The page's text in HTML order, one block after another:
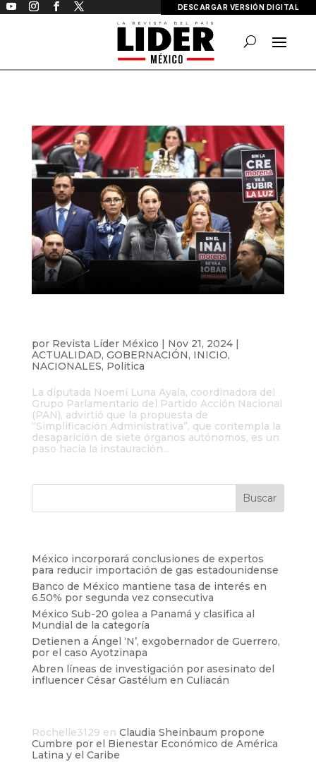
DESCARGAR VERSIÓN DIGITAL
por Revista Líder México | Nov 21, 2024|
ACTUALIDAD, GOBERNACIÓN, INICIO,
NACIONALES, Politica
La diputada Noemí Luna Ayala, coordinadora del
Grupo Parlamentario del Partido Acción Nacional
(PAN), advirtió que la propuesta de
“Simplificación Administrativa”, que contempla la
desaparición de siete órganos autónomos, es un
paso hacia la instauración...
México incorporará conclusiones de expertos
para reducir importación de gas estadounidense
Banco de México mantiene tasa de interés en
6.50% por segunda vez consecutiva
México Sub-20 golea a Panamá y clasifica al
Mundial de la categoría
Detienen a Ángel ‘N’, exgobernador de Guerrero,
por el caso Ayotzinapa
Abren líneas de investigación por asesinato del
influencer César Gastélum en Culiacán
Rochelle3129 en Claudia Sheinbaum propone
Cumbre por el Bienestar Económico de América
Latina y el Caribe